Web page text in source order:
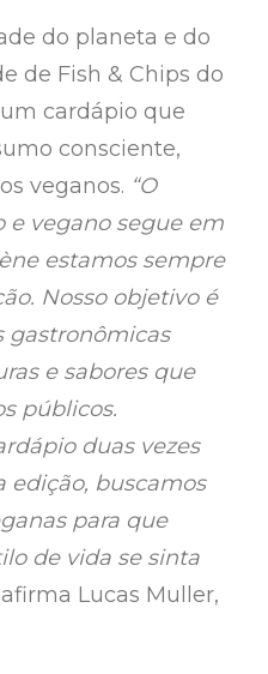
do planeta e do
de Fish & Chips do
cardápio que
consciente,
veganos. “O
e vegano segue em
estamos sempre
Nosso objetivo é
gastronômicas
e sabores que
públicos.
duas vezes
edição, buscamos
para que
de vida se sinta
Lucas Muller,